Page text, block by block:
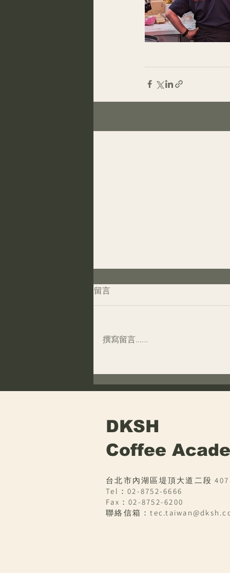
Value Assessment）是什
留言
撰寫留言......
DKSH
Coffee
台北市內湖區堤頂大道二段
Tel： 02-8752-6666
Fax：02-8752-6200
聯絡信箱：